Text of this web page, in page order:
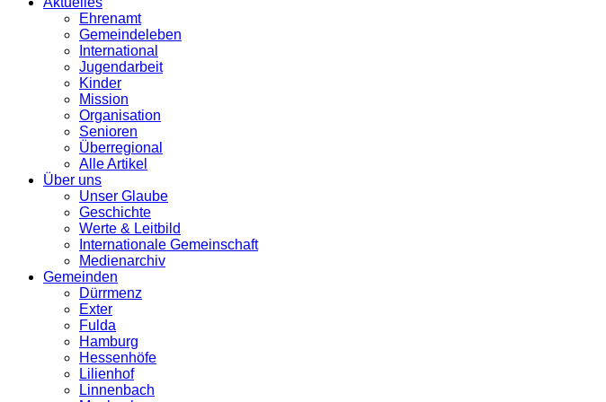
Ehrenamt
Gemeindeleben
International
Jugendarbeit
Kinder
Mission
Organisation
Senioren
Überregional
Alle Artikel
Über uns
Unser Glaube
Geschichte
Werte & Leitbild
Internationale Gemeinschaft
Medienarchiv
Gemeinden
Dürrmenz
Exter
Fulda
Hamburg
Hessenhöfe
Lilienhof
Linnenbach